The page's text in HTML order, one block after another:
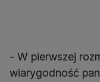
- W pierwszej
wiarygodność